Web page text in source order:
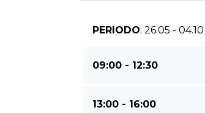
PERIODO: 26.05 - 04.10
09:00 - 12:30
13:00 - 16:00